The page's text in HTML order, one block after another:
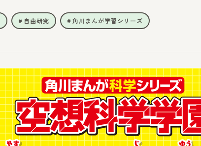
自由研究 角川まんが学習シリーズ